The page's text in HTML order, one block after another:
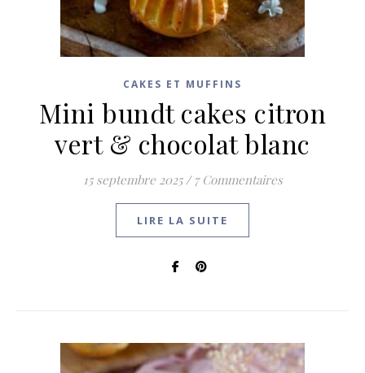
CAKES ET MUFFINS
Mini bundt cakes citron
vert & chocolat blanc
15 septembre 2025 / 7 Commentaires
LIRE LA SUITE